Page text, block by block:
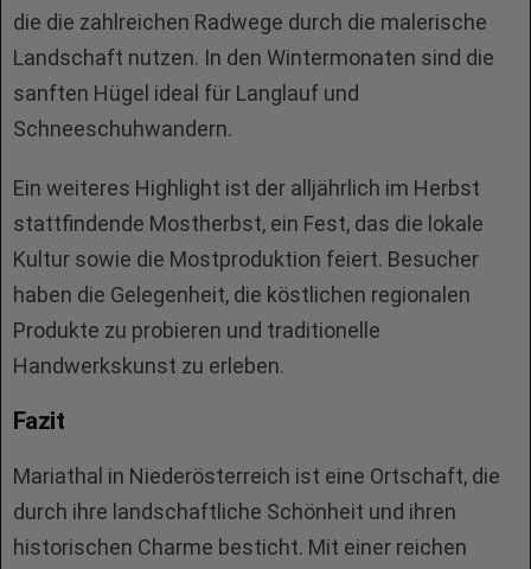
die die zahlreichen Radwege durch die malerische
Landschaft nutzen. In den Wintermonaten sind die
sanften Hügel ideal für Langlauf und
Schneeschuhwandern.
Ein weiteres Highlight ist der alljährlich im Herbst
stattfindende Mostherbst, ein Fest, das die lokale
Kultur sowie die Mostproduktion feiert. Besucher
haben die Gelegenheit, die köstlichen regionalen
Produkte zu probieren und traditionelle
Handwerkskunst zu erleben.
Fazit
Mariathal in Niederösterreich ist eine Ortschaft, die
durch ihre landschaftliche Schönheit und ihren
historischen Charme besticht. Mit einer reichen